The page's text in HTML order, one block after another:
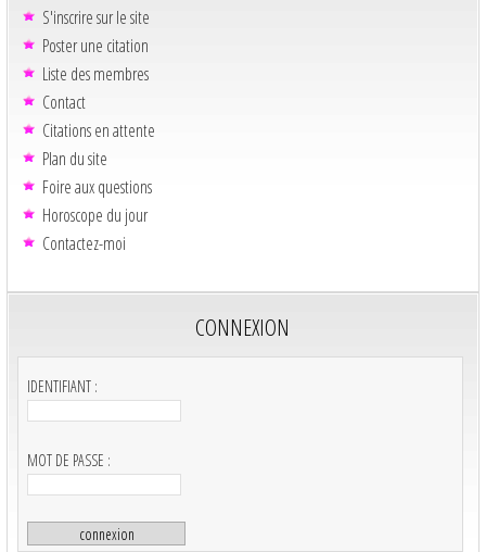
S'inscrire sur le site
Poster une citation
Liste des membres
Contact
Citations en attente
Plan du site
Foire aux questions
Horoscope du jour
Contactez-moi
CONNEXION
IDENTIFIANT :
MOT DE PASSE :